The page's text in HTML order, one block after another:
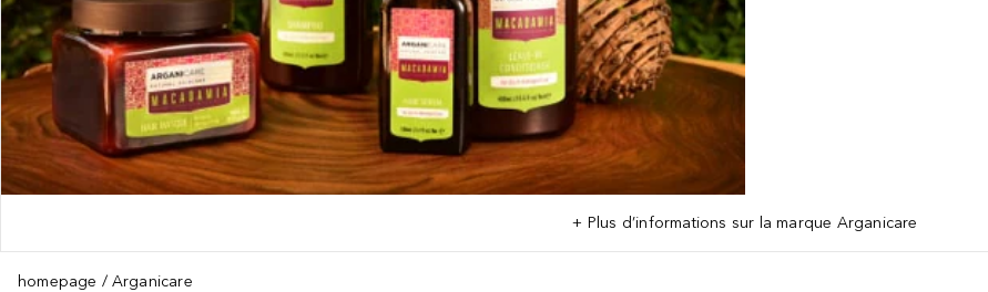
+ Plus d’informations sur la marque Arganicare
homepage Arganicare